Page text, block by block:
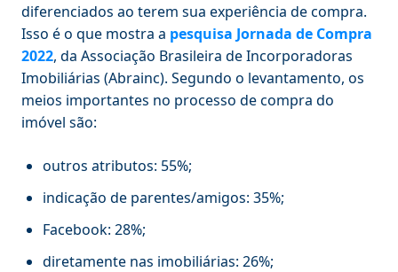
diferenciados ao terem sua experiência de compra.
Isso é o que mostra a pesquisa Jornada de Compra
2022, da Associação Brasileira de Incorporadoras
Imobiliárias (Abrainc). Segundo o levantamento, os
meios importantes no processo de compra do
imóvel são:
outros atributos: 55%;
indicação de parentes/amigos: 35%;
Facebook: 28%;
diretamente nas imobiliárias: 26%;